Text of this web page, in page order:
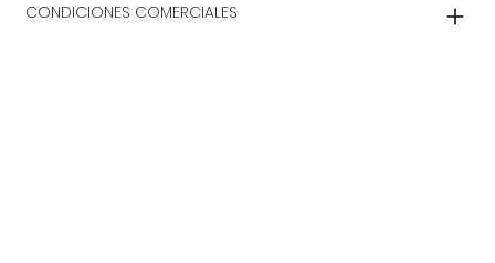
CONDICIONES COMERCIALES